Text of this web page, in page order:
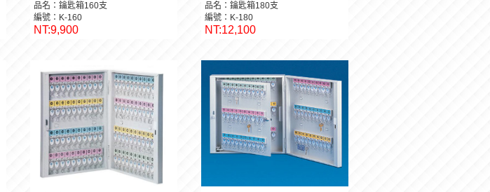
品名：鑰匙箱160支
編號：K-160
NT:9,900
品名：鑰匙箱180支
編號：K-180
NT:12,100